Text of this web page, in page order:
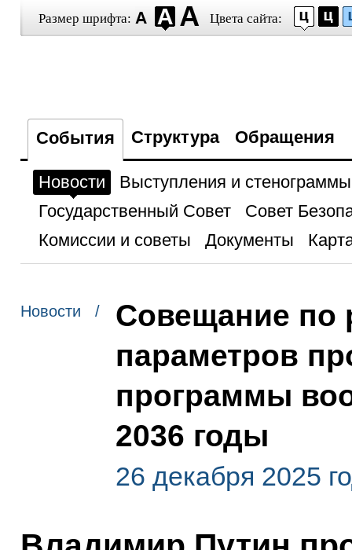
Размер шрифта: Цвета сайта:
События Структура Обращения
Новости
Выступления и стенограммы
Государственный Совет
Совет
Комиссии и советы
Документы
Новости /
Совещание по
параметров
программы
2036 годы
26 декабря 2025